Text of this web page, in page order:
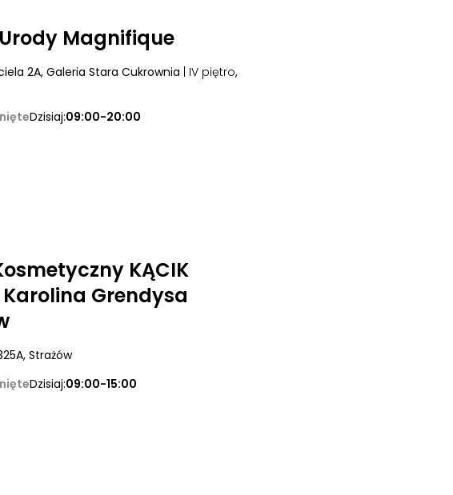
Magnifique
2A, Galeria Stara Cukrownia | IV piętro,
Dzisiaj:09:00-20:00
KĄCIK
Karolina Grendysa
, Strażów
Dzisiaj:09:00-15:00